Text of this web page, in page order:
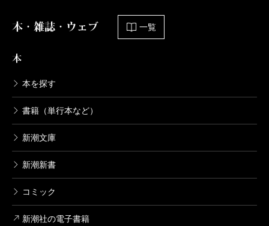
本・雑誌・ウェブ 一覧
本
本を探す
書籍（単行本など）
新潮文庫
新潮新書
コミック
新潮社の電子書籍